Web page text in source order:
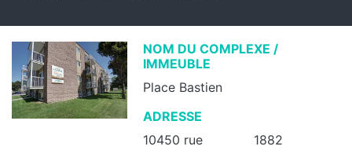
NOM DU COMPLEXE /
IMMEUBLE
Place Bastien
ADRESSE
10450 rue
1882